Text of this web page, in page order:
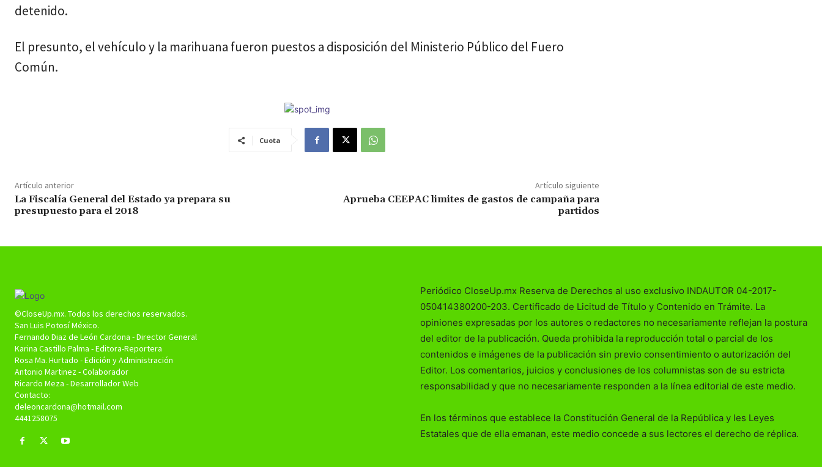
detenido.
El presunto, el vehículo y la marihuana fueron puestos a disposición del Ministerio Público del Fuero
Común.
Cuota
Artículo anterior
La Fiscalía General del Estado ya prepara su
presupuesto para el 2018
Artículo siguiente
Aprueba CEEPAC limites de gastos de campaña para
partidos
©CloseUp.mx. Todos los derechos reservados.
San Luis Potosí México.
Fernando Diaz de León Cardona - Director General
Karina Castillo Palma - Editora-Reportera
Rosa Ma. Hurtado - Edición y Administración
Antonio Martinez - Colaborador
Ricardo Meza - Desarrollador Web
Contacto:
deleoncardona@hotmail.com
4441258075
Periódico CloseUp.mx Reserva de Derechos al uso exclusivo INDAUTOR 04-2017-
050414380200-203. Certificado de Licitud de Título y Contenido en Trámite. La
opiniones expresadas por los autores o redactores no necesariamente reflejan la postura
del editor de la publicación. Queda prohibida la reproducción total o parcial de los
contenidos e imágenes de la publicación sin previo consentimiento o autorización del
Editor. Los comentarios, juicios y conclusiones de los columnistas son de su estricta
responsabilidad y que no necesariamente responden a la línea editorial de este medio.
En los términos que establece la Constitución General de la República y les Leyes
Estatales que de ella emanan, este medio concede a sus lectores el derecho de réplica.